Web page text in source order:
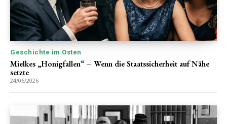
Geschichte im Osten
Mielkes „Honigfallen“ – Wenn die Staatssicherheit auf Nähe
setzte
24/06/2026